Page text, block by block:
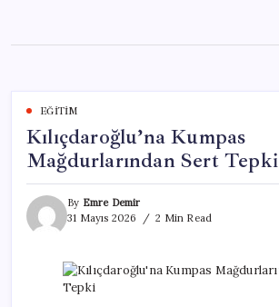
content
EĞITIM
Kılıçdaroğlu’na Kumpas
Mağdurlarından Sert Tepki
By Emre Demir
31 Mayıs 2026
2 Min Read